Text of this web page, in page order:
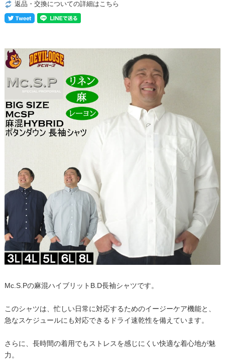
返品・交換についての詳細はこちら
Mc.S.Pの麻混ハイブリットB.D長袖シャツです。
このシャツは、忙しい日常に対応するためのイージーケア機能と、
急なスケジュールにも対応できるドライ速乾性を備えています。
さらに、長時間の着用でもストレスを感じにくい快適な着心地が魅
力。